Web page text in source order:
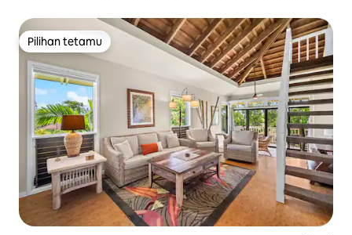
Pilihan tetamu
Pilihan tetamu